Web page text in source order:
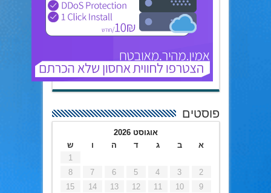
פוסטים
אוגוסט 2026
א
ב ג ד ה ו
ש
1
2
3
4
5
6
7
8
9
10
11
12
13
14
15